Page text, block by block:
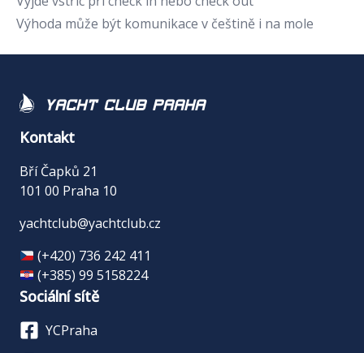
Výhoda může být komunikace v češtině i na mole
Yacht Club Praha
Kontakt
Bří Čapků 21
101 00 Praha 10
yachtclub@yachtclub.cz
(+420) 736 242 411
(+385) 99 5158224
Sociální sítě
YCPraha